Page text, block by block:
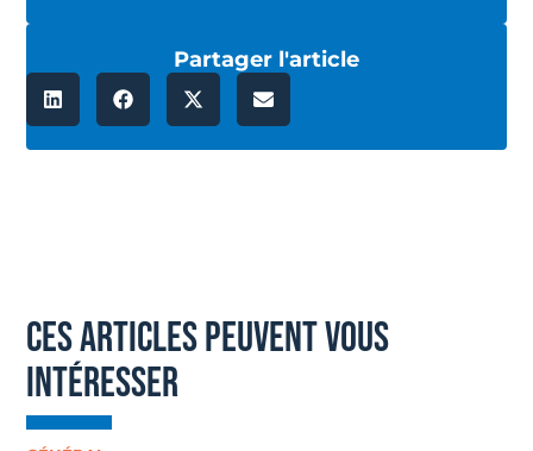
Partager l'article
ces articles peuvent vous
intéresser